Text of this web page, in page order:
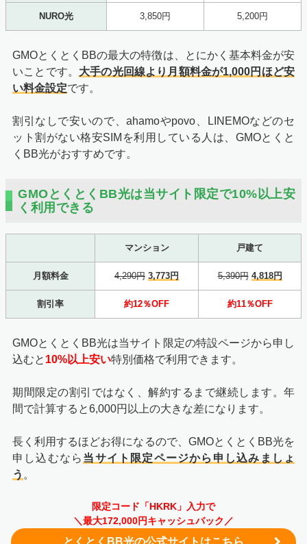
NURO光 3,850円 5,200円
GMOとくとくBBの最大の特徴は、とにかく基本料金が安
いことです。 大手の光回線より月額料金が1,000円ほど安
い料金設定です。
割引なしで安いので、ahamoやpovo、LINEMOなどのセ
ット割がない格安SIMを利用している人は、GMOとくと
くBB光がおすすめです。
GMOとくとくBB光は当サイト限定で10%以上安
く利用できる
マンション 戸建て
月額料金 4,290円 3,773円 5,390円 4,818円
割引率 約12％OFF 約11％OFF
GMOとくとくBB光は当サイト限定の特設ページから申し
込むと 10%以上安い特別価格で利用できます。
期間限定の割引ではなく、解約するまで継続します。年
間で計算すると6,000円以上の大きな差になります。
長く利用するほどお得になるので、GMOとくとくBB光を
申し込むなら 当サイト限定ページから申し込みましょ
う 。
限定コード「HKRK」入力で
＼最大172,000円キャッシュバック／